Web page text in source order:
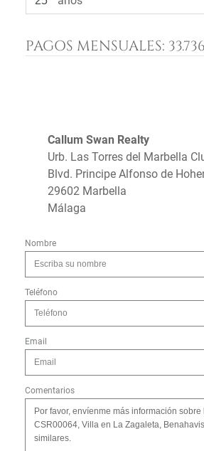
PAGOS MENSUALES:
Callum Swan Realty
Urb. Las Torres del Marbella
Blvd. Principe Alfonso de
29602 Marbella
Málaga
Nombre
Teléfono
Email
Comentarios